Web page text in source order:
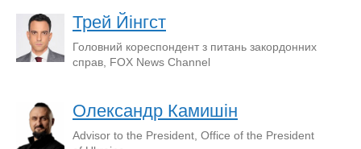
Трей Йінгст
Головний кореспондент з питань закордонних
справ, FOX News Channel
Олександр Камишін
Advisor to the President, Office of the President